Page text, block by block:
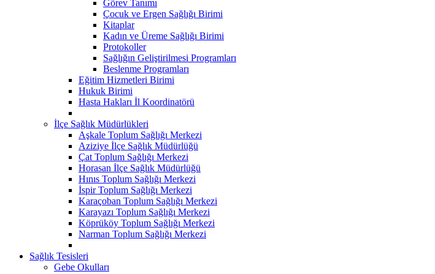
Görev Tanımı
Çocuk ve Ergen Sağlığı Birimi
Kitaplar
Kadın ve Üreme Sağlığı Birimi
Protokoller
Sağlığın Geliştirilmesi Programları
Beslenme Programları
Eğitim Hizmetleri Birimi
Hukuk Birimi
Hasta Hakları İl Koordinatörü
İlçe Sağlık Müdürlükleri
Aşkale Toplum Sağlığı Merkezi
Aziziye İlçe Sağlık Müdürlüğü
Çat Toplum Sağlığı Merkezi
Horasan İlçe Sağlık Müdürlüğü
Hınıs Toplum Sağlığı Merkezi
İspir Toplum Sağlığı Merkezi
Karaçoban Toplum Sağlığı Merkezi
Karayazı Toplum Sağlığı Merkezi
Köprüköy Toplum Sağlığı Merkezi
Narman Toplum Sağlığı Merkezi
Sağlık Tesisleri
Gebe Okulları